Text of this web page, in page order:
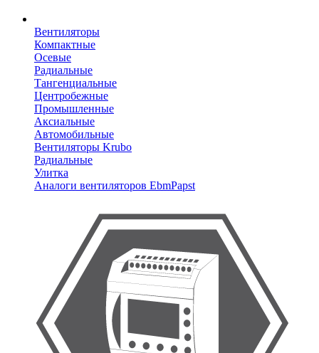
Вентиляторы
Компактные
Осевые
Радиальные
Тангенциальные
Центробежные
Промышленные
Аксиальные
Автомобильные
Вентиляторы Krubo
Радиальные
Улитка
Аналоги вентиляторов EbmPapst